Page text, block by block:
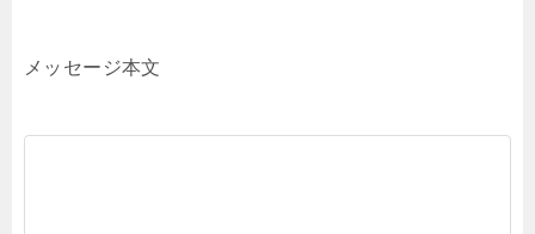
メッセージ本文